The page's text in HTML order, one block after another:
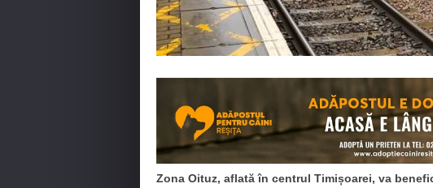
Zona Oituz, aflată în centrul Timișoarei, va